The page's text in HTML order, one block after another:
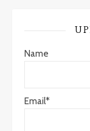
Name
Email*